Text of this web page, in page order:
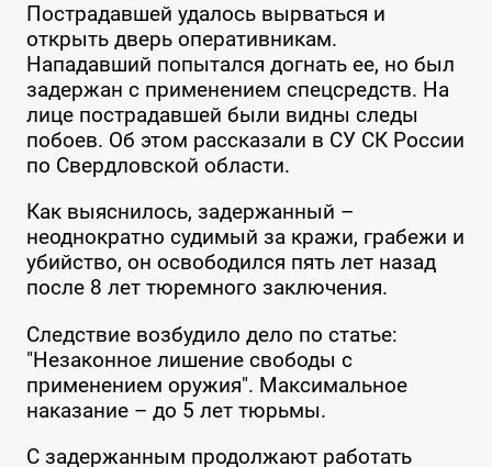
Пострадавшей удалось вырваться и
открыть дверь оперативникам.
Нападавший попытался догнать ее, но был
задержан с применением спецсредств. На
лице пострадавшей были видны следы
побоев. Об этом рассказали в СУ СК России
по Свердловской области.
Как выяснилось, задержанный –
неоднократно судимый за кражи, грабежи и
убийство, он освободился пять лет назад
после 8 лет тюремного заключения.
Следствие возбудило дело по статье:
"Незаконное лишение свободы с
применением оружия". Максимальное
наказание – до 5 лет тюрьмы.
С задержанным продолжают работать